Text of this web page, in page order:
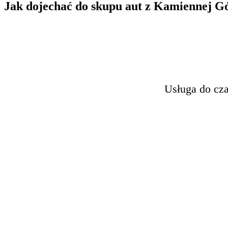
Jak dojechać do skupu aut z Kamiennej